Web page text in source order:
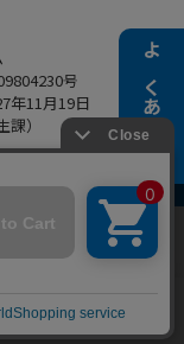
よくある質問
号
年11月19日
）
Ltd.
ビス
。
使
同意する